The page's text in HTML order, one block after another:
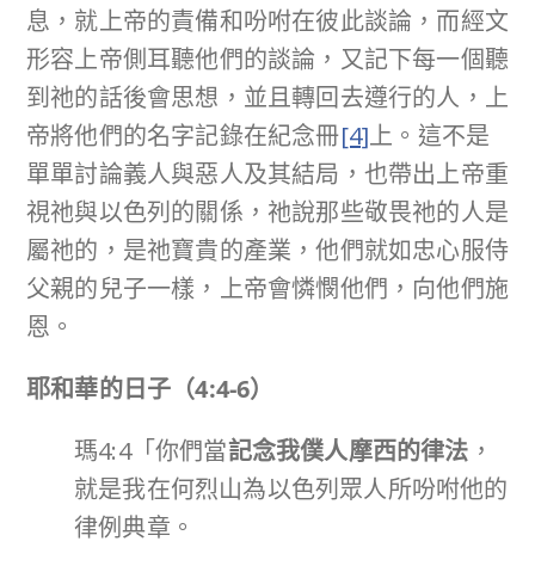
息，就上帝的責備和吩咐在彼此談論，而經文
形容上帝側耳聽他們的談論，又記下每一個聽
到祂的話後會思想，並且轉回去遵行的人，上
帝將他們的名字記錄在紀念冊[4]上。這不是
單單討論義人與惡人及其結局，也帶出上帝重
視祂與以色列的關係，祂說那些敬畏祂的人是
屬祂的，是祂寶貴的產業，他們就如忠心服侍
父親的兒子一樣，上帝會憐憫他們，向他們施
恩。
耶和華的日子（4:4-6）
瑪4:4「你們當記念我僕人摩西的律法 ，
就是我在何烈山為以色列眾人所吩咐他的
律例典章。